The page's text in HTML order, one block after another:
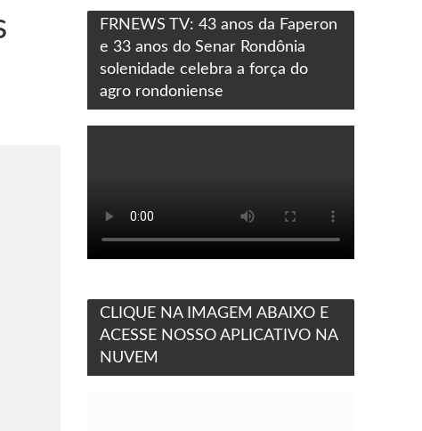
FRNEWS TV: 43 anos da Faperon
e 33 anos do Senar Rondônia
solenidade celebra a força do
agro rondoniense
CLIQUE NA IMAGEM ABAIXO E
ACESSE NOSSO APLICATIVO NA
NUVEM